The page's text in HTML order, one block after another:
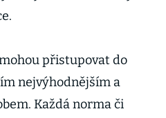
přistupovat do
nejvýhodnějším a
Každá norma či